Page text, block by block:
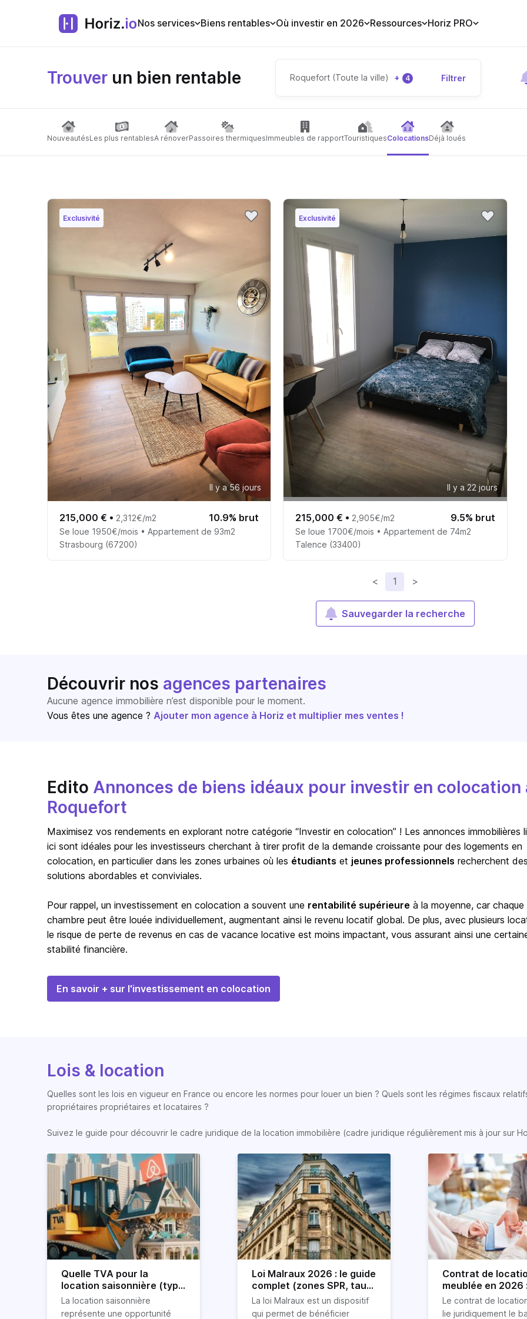
Nos services Biens rentables Où investir en 2026 Ressources Horiz PRO
Trouver un bien rentable Roquefort (Toute la ville) + 4 Filtrer
NouveautésLes plus rentablesA rénoverPassoires thermiquesImmeubles de rapportTouristiquesColocationsDéjà loués
Exclusivité
Il y a 56 jours
215,000 € • 2,312€/m2 10.9% brut
Se loue 1950€/mois • Appartement de 93m2
Strasbourg (67200)
Exclusivité
Il y a 22 jours
215,000 € • 2,905€/m2 9.5% brut
Se loue 1700€/mois • Appartement de 74m2
Talence (33400)
< 1 >
Sauvegarder la recherche
Découvrir nos agences partenaires
Aucune agence immobilière n’est disponible pour le moment.
Vous êtes une agence ? Ajouter mon agence à Horiz et multiplier mes ventes !
Edito Annonces de biens idéaux pour investir en colocation
Roquefort
Maximisez vos rendements en explorant notre catégorie “Investir en colocation” ! Les annonces immobilières
ici sont idéales pour les investisseurs cherchant à tirer profit de la demande croissante pour des logements en
colocation, en particulier dans les zones urbaines où les étudiants et jeunes professionnels recherchent
solutions abordables et conviviales.
Pour rappel, un investissement en colocation a souvent une rentabilité supérieure à la moyenne, car chaque
chambre peut être louée individuellement, augmentant ainsi le revenu locatif global. De plus, avec plusieurs
le risque de perte de revenus en cas de vacance locative est moins impactant, vous assurant ainsi une
stabilité financière.
En savoir + sur l'investissement en colocation
Lois & location
Quelles sont les lois en vigueur en France ou encore les normes pour louer un bien ? Quels sont les régimes fiscaux
propriétaires propriétaires et locataires ?
Suivez le guide pour découvrir le cadre juridique de la location immobilière (cadre juridique régulièrement mis à jour sur
Quelle TVA pour la
location saisonnière (type
airbnb) ?
La location saisonnière
représente une opportunité
Loi Malraux 2026 : le guide
complet (zones SPR, taux,
conditions)
La loi Malraux est un dispositif
qui permet de bénéficier
Contrat de
meublée en 2026
détaillé !
Le contrat de
lie juridiquement le